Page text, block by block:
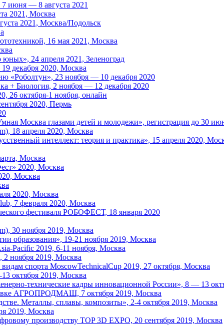
июня — 8 августа 2021
2021, Москва
2021, Москва/Подольск
16 мая 2021, Москва
24 апреля 2021, Зеленоград
декабря 2020, Москва
«Роболтун», 23 ноября — 10 декабря 2020
+ Биология, 2 ноября — 12 декабря 2020
26 октября-1 ноября, онлайн
2020, Пермь
Москва глазами детей и молодежи», регистрация до 30
18 апреля 2020, Москва
интеллект: теория и практика», 15 апреля 2020,
Москва
2020, Москва
Москва
2020, Москва
7 февраля 2020, Москва
фестиваля РОБОФЕСТ, 18 января 2020
30 ноября 2019, Москва
образования», 19-21 ноября 2019, Москва
Pacific 2019, 6-11 ноября, Москва
ноября 2019, Москва
спорта MoscowTechnicalCup 2019, 27 октября, Москва
октября 2019, Москва
технические кадры инновационной России», 8 — 13
АГРОПРОДМАШ, 7 октября 2019, Москва
Металлы, сплавы, композиты», 2-4 октября 2019, Москва
2019, Москва
производству TOP 3D EXPO, 20 сентября 2019, Москва